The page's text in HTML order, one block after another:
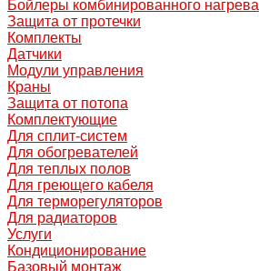
Бойлеры комбинированного нагрева
Защита от протечки
Комплекты
Датчики
Модули управления
Краны
Защита от потопа
Комплектующие
Для сплит-систем
Для обогревателей
Для теплых полов
Для греющего кабеля
Для терморегуляторов
Для радиаторов
Услуги
Кондиционирование
Базовый монтаж